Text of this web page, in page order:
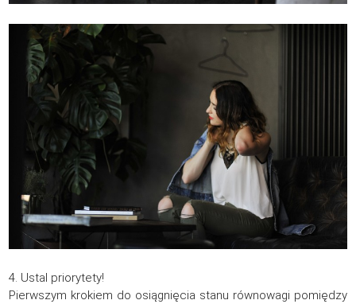
4. Ustal priorytety!
Pierwszym krokiem do osiągnięcia stanu równowagi pomiędzy